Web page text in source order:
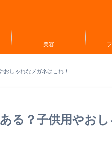
美容
しゃれなメガネはこれ！
る？子供用やお